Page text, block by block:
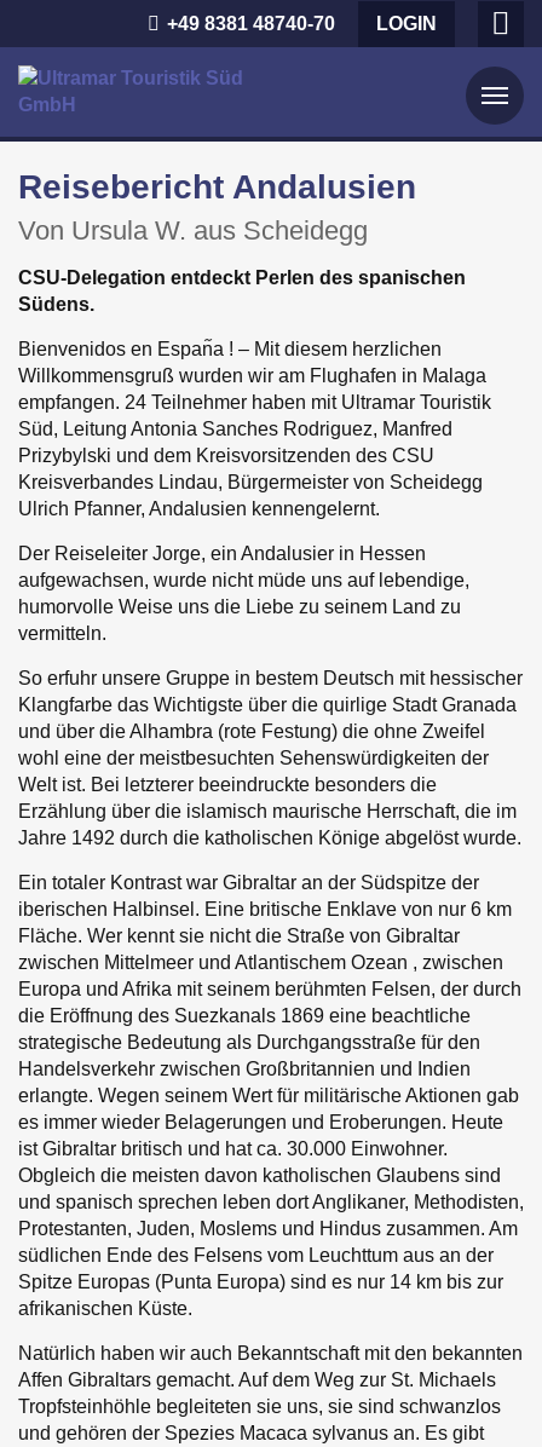
+49 8381 48740-70 LOGIN
News
Über uns
Das Team
UTS-Beirat
Unsere Reiseleiter
Philosophie
Chronik
Soziale Engagements
Reiseziele
Asien
Lateinamerika
Europa
Afrika
Mittlerer Osten
Städtereisen
Bahnreisen
Sonderreisen de Luxe
Aktuelle Reisen
Fernreisen zu zweit
Politik & Reisen
Hapag-Lloyd Cruises
Reisebericht Andalusien
Von Ursula W. aus Scheidegg
CSU-Delegation entdeckt Perlen des spanischen
Südens.
Bienvenidos en Espan᷉a ! – Mit diesem herzlichen
Willkommensgruß wurden wir am Flughafen in Malaga
empfangen. 24 Teilnehmer haben mit Ultramar Touristik
Süd, Leitung Antonia Sanches Rodriguez, Manfred
Prizybylski und dem Kreisvorsitzenden des CSU
Kreisverbandes Lindau, Bürgermeister von Scheidegg
Ulrich Pfanner, Andalusien kennengelernt.
Der Reiseleiter Jorge, ein Andalusier in Hessen
aufgewachsen, wurde nicht müde uns auf lebendige,
humorvolle Weise uns die Liebe zu seinem Land zu
vermitteln.
So erfuhr unsere Gruppe in bestem Deutsch mit hessischer
Klangfarbe das Wichtigste über die quirlige Stadt Granada
und über die Alhambra (rote Festung) die ohne Zweifel
wohl eine der meistbesuchten Sehenswürdigkeiten der
Welt ist. Bei letzterer beeindruckte besonders die
Erzählung über die islamisch maurische Herrschaft, die im
Jahre 1492 durch die katholischen Könige abgelöst wurde.
Ein totaler Kontrast war Gibraltar an der Südspitze der
iberischen Halbinsel. Eine britische Enklave von nur 6 km
Fläche. Wer kennt sie nicht die Straße von Gibraltar
zwischen Mittelmeer und Atlantischem Ozean , zwischen
Europa und Afrika mit seinem berühmten Felsen, der durch
die Eröffnung des Suezkanals 1869 eine beachtliche
strategische Bedeutung als Durchgangsstraße für den
Handelsverkehr zwischen Großbritannien und Indien
erlangte. Wegen seinem Wert für militärische Aktionen gab
es immer wieder Belagerungen und Eroberungen. Heute
ist Gibraltar britisch und hat ca. 30.000 Einwohner.
Obgleich die meisten davon katholischen Glaubens sind
und spanisch sprechen leben dort Anglikaner, Methodisten,
Protestanten, Juden, Moslems und Hindus zusammen. Am
südlichen Ende des Felsens vom Leuchttum aus an der
Spitze Europas (Punta Europa) sind es nur 14 km bis zur
afrikanischen Küste.
Natürlich haben wir auch Bekanntschaft mit den bekannten
Affen Gibraltars gemacht. Auf dem Weg zur St. Michaels
Tropfsteinhöhle begleiteten sie uns, sie sind schwanzlos
und gehören der Spezies Macaca sylvanus an. Es gibt